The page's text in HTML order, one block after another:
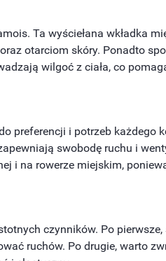
Ta wyściełana wkładka
otarciom skóry. Ponadto
wilgoć z ciała, co
preferencji i potrzeb każdego
swobodę ruchu i
i na rowerze miejskim,
czynników. Po
ruchów. Po drugie, warto